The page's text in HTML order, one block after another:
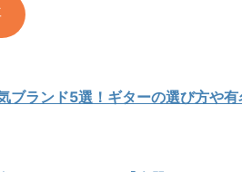
ブランド5選！ギターの選び方や